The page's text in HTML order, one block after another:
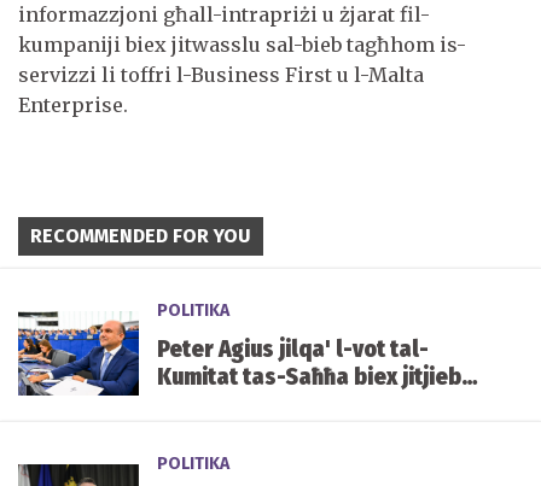
informazzjoni għall-intrapriżi u żjarat fil-
kumpaniji biex jitwasslu sal-bieb tagħhom is-
servizzi li toffri l-Business First u l-Malta
Enterprise.
RECOMMENDED FOR YOU
POLITIKA
Peter Agius jilqa' l-vot tal-
Kumitat tas-Saħħa biex jitjiebu
POLITIKA